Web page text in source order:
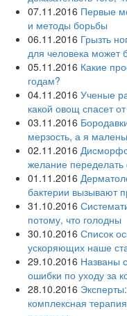
07.11.2016 Первые
и методы борьбы
06.11.2016 Грызть
для человека может
05.11.2016 Какие
годам?
04.11.2016 Ученые
какой овощ спасет
03.11.2016
мерзость, а я
02.11.2016
желание переделать
01.11.2016
бактерии вызывают
31.10.2016
потому, что голодны
30.10.2016 Список
ускоряющих наше
29.10.2016 Названы
ошибки по уходу за
28.10.2016
комплексная